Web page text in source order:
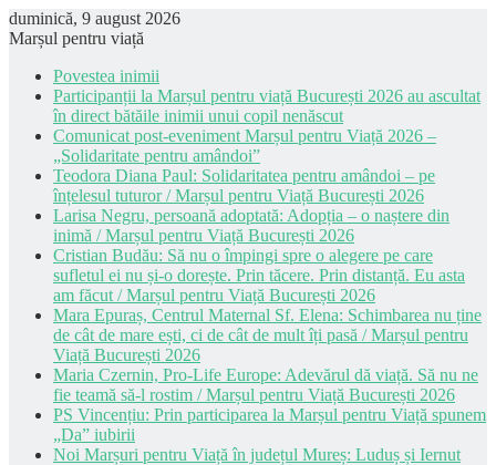
duminică, 9 august 2026
Marșul pentru viață
Povestea inimii
Participanții la Marșul pentru viață București 2026 au ascultat
în direct bătăile inimii unui copil nenăscut
Comunicat post-eveniment Marșul pentru Viață 2026 –
„Solidaritate pentru amândoi”
Teodora Diana Paul: Solidaritatea pentru amândoi – pe
înțelesul tuturor / Marșul pentru Viață București 2026
Larisa Negru, persoană adoptată: Adopția – o naștere din
inimă / Marșul pentru Viață București 2026
Cristian Budău: Să nu o împingi spre o alegere pe care
sufletul ei nu și-o dorește. Prin tăcere. Prin distanță. Eu asta
am făcut / Marșul pentru Viață București 2026
Mara Epuraș, Centrul Maternal Sf. Elena: Schimbarea nu ține
de cât de mare ești, ci de cât de mult îți pasă / Marșul pentru
Viață București 2026
Maria Czernin, Pro-Life Europe: Adevărul dă viață. Să nu ne
fie teamă să-l rostim / Marșul pentru Viață București 2026
PS Vincențiu: Prin participarea la Marșul pentru Viață spunem
„Da” iubirii
Noi Marșuri pentru Viață în județul Mureș: Luduș și Iernut